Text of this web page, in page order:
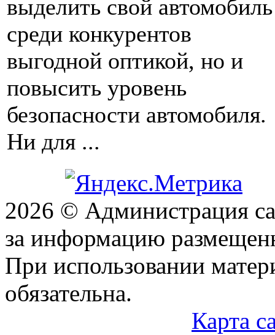
выделить свой автомобиль
среди конкурентов
выгодной оптикой, но и
повысить уровень
безопасности автомобиля.
Ни для ...
2026 © Администрация
за информацию
При использовании
обязательна.
Карта